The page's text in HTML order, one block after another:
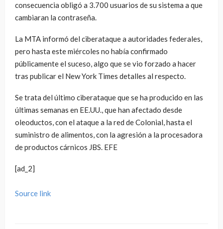
consecuencia obligó a 3.700 usuarios de su sistema a que
cambiaran la contraseña.
La MTA informó del ciberataque a autoridades federales,
pero hasta este miércoles no había confirmado
públicamente el suceso, algo que se vio forzado a hacer
tras publicar el New York Times detalles al respecto.
Se trata del último ciberataque que se ha producido en las
últimas semanas en EE.UU., que han afectado desde
oleoductos, con el ataque a la red de Colonial, hasta el
suministro de alimentos, con la agresión a la procesadora
de productos cárnicos JBS. EFE
[ad_2]
Source link